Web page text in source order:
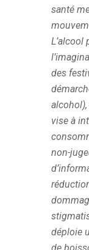
santé
des
alcohol),
vise à
non-
déploie
de